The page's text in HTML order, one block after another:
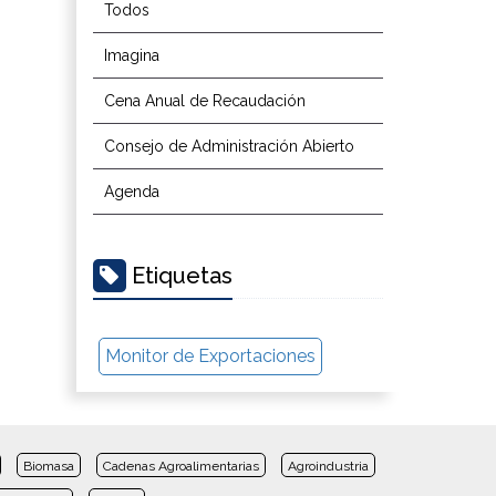
Todos
Imagina
Cena Anual de Recaudación
Consejo de Administración Abierto
Agenda
Etiquetas
Monitor de Exportaciones
Biomasa Cadenas Agroalimentarias Agroindustria